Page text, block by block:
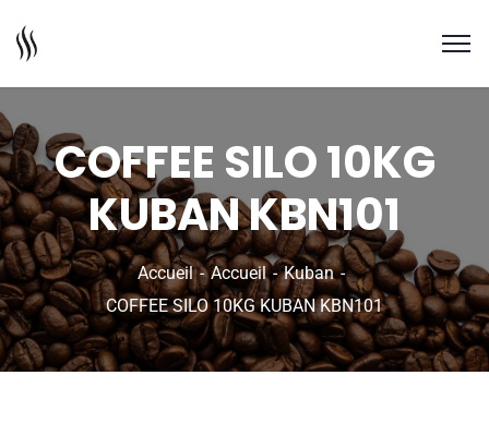
COFFEE SILO 10KG
KUBAN KBN101
Accueil Accueil
Kuban
COFFEE SILO 10KG KUBAN KBN101